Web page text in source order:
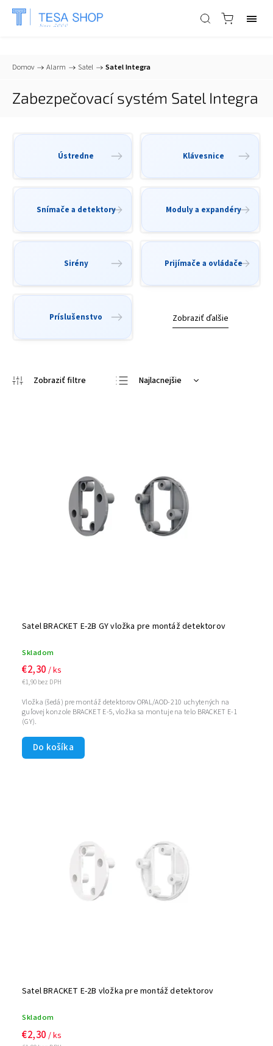
📞+421 903 553 805 info@tesa-systems.sk
Domov / Alarm / Satel / Satel Integra
Zabezpečovací systém Satel Integra
Ústredne Klávesnice
Snímače a detektory Moduly a expandéry
Sirény Prijímače a ovládače
Príslušenstvo Zobraziť ďalšie
Najlacnejšie
Satel BRACKET E-2B GY vložka pre montáž detektorov
Skladom
€1,90 bez DPH
€2,30 / ks
Do košíka
Vložka (šedá) pre montáž detektorov OPAL/AOD-210 uchytených na
guľovej konzole BRACKET E-5, vložka sa montuje na telo BRACKET E-1
(GY).
Satel BRACKET E-2B vložka pre montáž detektorov
Skladom
€2,30 / ks